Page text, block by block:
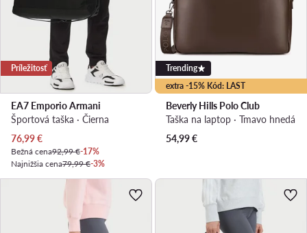
Príležitosť
EA7 Emporio Armani
Športová taška · Čierna
Aktuálna cena
76,99€
Bežná cena92,99 €-17%
Najnižšia cena79,99 €-3%
extra -15% Kód: LAST
Trending
Beverly Hills Polo Club
Taška na laptop · Tmavo hnedá
54,99€